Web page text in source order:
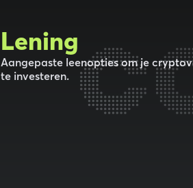
Lening
Aangepaste leenopties om je
te investeren.